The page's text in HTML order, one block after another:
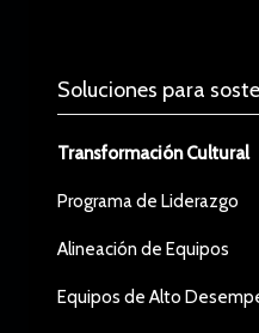
Soluciones para
Transformación Cultural
Programa de Liderazgo
Alineación de Equipos
Equipos de Alto